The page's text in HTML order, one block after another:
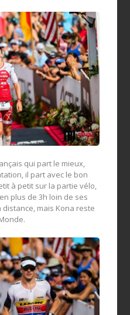
qui part le mieux,
il part avec le bon
à petit sur la partie vélo,
plus de 3h loin de ses
mais Kona reste